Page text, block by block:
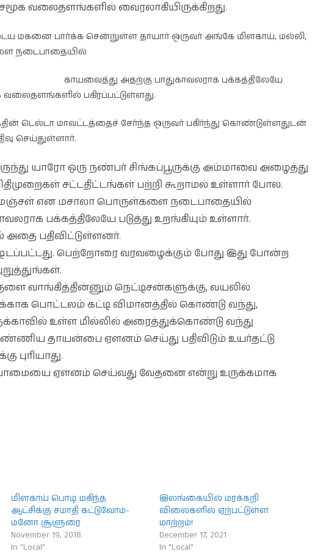
வலைதளங்களில் வைரலாகியிருக்கிறது.
மகனை பார்க்க சென்றுள்ள தாயார் ஒருவர் அங்கே மிளகாய், மல்லி,
நடைபாதையில்
காயவைத்து அதற்கு பாதுகாவலராக பக்கத்திலேயே
வலைதளங்களில் பகிரப்பட்டுள்ளது.
டெல்டா மாவட்டத்தைச் சேர்ந்த ஒருவர் பகிர்ந்து கொண்டுள்ளதுடன்
செய்துள்ளார்.
யாரோ ஒரு நண்பர் சிங்கப்பூருக்கு அம்மாவை அழைத்து
சட்டதிட்டங்கள் பற்றி கூறாமல் உள்ளார் போல.
மஞ்சள் என மசாலா பொருள்களை நடைபாதையில்
பக்கத்திலேயே படுத்து உறங்கியும் உள்ளார்.
அதை பதிவிட்டுள்ளனர்.
பெற்றோரை வரவழைக்கும் போது இது போன்ற
வாங்கித்தின்னும் நெட்டிசன்களுக்கு, வயலில்
பொட்டலம் கட்டி விமானத்தில் கொண்டு வந்து,
உள்ள மில்லில் அரைத்துக்கொண்டு வந்து
தாயன்பை ஏளனம் செய்து பதிவிடும் உயர்தட்டு
ஏளனம் செய்வது வேதனை என்று உருக்கமாக
மிளகாய் பொடி மகிந்த
ஆட்சிக்கு சமாதி கட்டுவோம்-
மனோ சூளுரை
November 19, 2018
In "Local"
இலங்கையில் மரக்கறி
விலைகளில் ஏற்பட்டுள்ள
மாற்றம்!
December 17, 2021
In "Local"